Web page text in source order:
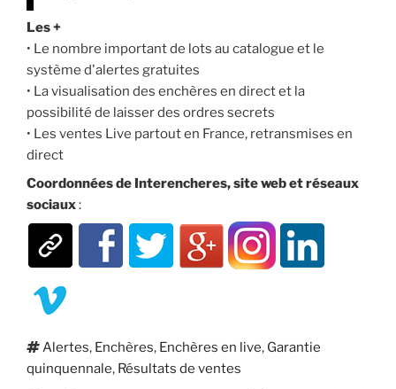
Les +
• Le nombre important de lots au catalogue et le
système d'alertes gratuites
• La visualisation des enchères en direct et la
possibilité de laisser des ordres secrets
• Les ventes Live partout en France, retransmises en
direct
Coordonnées de Interencheres, site web et réseaux
sociaux:
Étiquettes
Alertes, Enchères, Enchères en live, Garantie
quinquennale, Résultats de ventes